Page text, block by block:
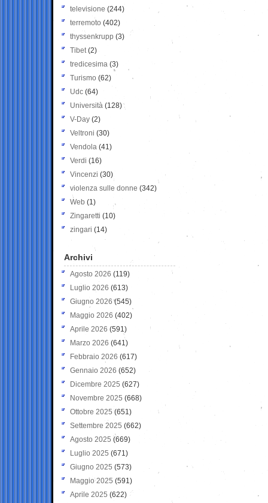
televisione(244)
terremoto (402)
thyssenkrupp (3)
Tibet(2)
tredicesima (3)
Turismo (62)
Udc (64)
Università (128)
V-Day (2)
Veltroni (30)
Vendola (41)
Verdi (16)
Vincenzi (30)
violenza sulle donne (342)
Web (1)
Zingaretti (10)
zingari (14)
Archivi
Agosto 2026 (119)
Luglio 2026 (613)
Giugno 2026 (545)
Maggio 2026 (402)
Aprile 2026 (591)
Marzo 2026 (641)
Febbraio 2026 (617)
Gennaio 2026 (652)
Dicembre 2025 (627)
Novembre 2025 (668)
Ottobre 2025 (651)
Settembre 2025 (662)
Agosto 2025 (669)
Luglio 2025 (671)
Giugno 2025 (573)
Maggio 2025 (591)
Aprile 2025 (622)